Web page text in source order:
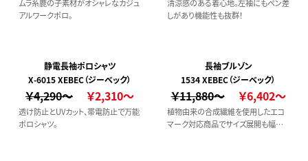
ムラ糸鹿の子素材がオシャレなカジュ
アルワークポロ。
清涼感のある着心地。左袖にもペン差
しがあり機能性も抜群！
静電長袖ポロシャツ
X-6015 XEBEC（ジーベック）
￥4,290～ ￥2,310～
透け防止とUVカット、帯電防止で万能
ポロシャツ。
長袖ブルゾン
1534 XEBEC（ジーベック）
￥11,880～ ￥6,402～
植物由来の合成繊維を使用したエコ
マーク対応商品でサイズ展開も幅広く